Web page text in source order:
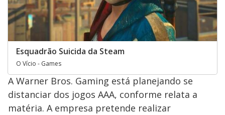
Esquadrão Suicida da Steam
O Vício - Games
A Warner Bros. Gaming está planejando se
distanciar dos jogos AAA, conforme relata a
matéria. A empresa pretende realizar